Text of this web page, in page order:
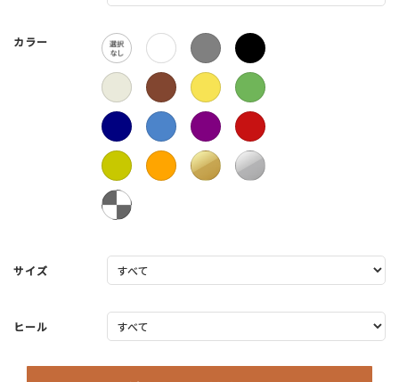
カラー
サイズ
ヒール